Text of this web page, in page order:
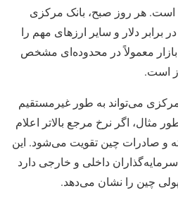
است. هر روز صبح، بانک مرکزی
برابر دلار و سایر ارزهای مهم را
معمولاً در محدوده‌ای مشخص
مرکزی می‌تواند به‌ طور غیرمستقیم
مثال، اگر نرخ مرجع بالاتر اعلام
و صادرات چین تقویت می‌شود. این
داخلی و خارجی دارد
چین را نشان می‌دهد.